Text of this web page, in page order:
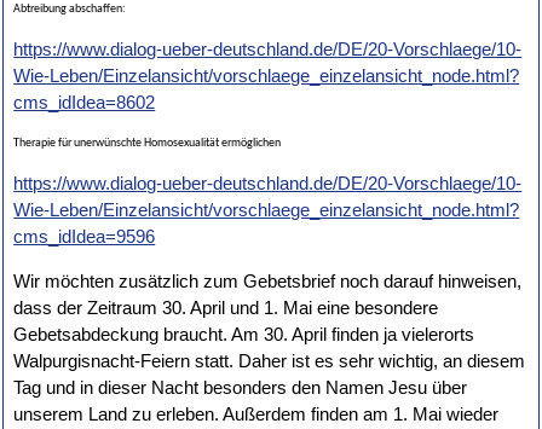
Abtreibung abschaffen:
https://www.dialog-ueber-deutschland.de/DE/20-Vorschlaege/10-
Wie-Leben/Einzelansicht/vorschlaege_einzelansicht_node.html?
cms_idIdea=8602
Therapie für unerwünschte Homosexualität ermöglichen
https://www.dialog-ueber-deutschland.de/DE/20-Vorschlaege/10-
Wie-Leben/Einzelansicht/vorschlaege_einzelansicht_node.html?
cms_idIdea=9596
Wir möchten zusätzlich zum Gebetsbrief noch darauf hinweisen,
dass der Zeitraum 30. April und 1. Mai eine besondere
Gebetsabdeckung braucht. Am 30. April finden ja vielerorts
Walpurgisnacht-Feiern statt. Daher ist es sehr wichtig, an diesem
Tag und in dieser Nacht besonders den Namen Jesu über
unserem Land zu erleben. Außerdem finden am 1. Mai wieder